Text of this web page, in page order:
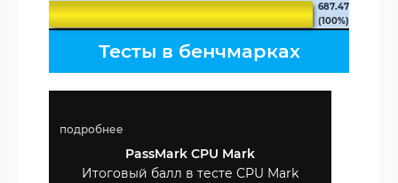
687.47
(100%)
Тесты в бенчмарках
подробнее
PassMark CPU Mark
Итоговый балл в тесте CPU Mark